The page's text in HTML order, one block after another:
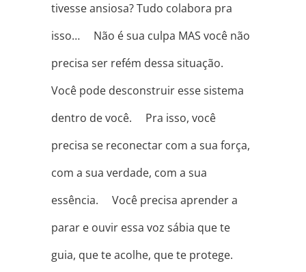
tivesse ansiosa? Tudo colabora pra
isso… ⠀ Não é sua culpa MAS você não
precisa ser refém dessa situação. ⠀
Você pode desconstruir esse sistema
dentro de você. ⠀ Pra isso, você
precisa se reconectar com a sua força,
com a sua verdade, com a sua
essência. ⠀ Você precisa aprender a
parar e ouvir essa voz sábia que te
guia, que te acolhe, que te protege. ⠀